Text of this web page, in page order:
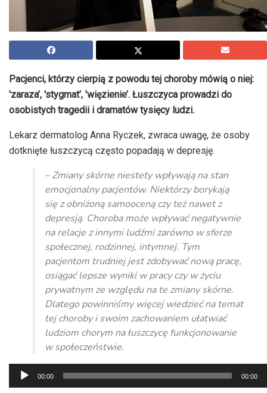
Pacjenci, którzy cierpią z powodu tej choroby mówią o niej:
'zaraza’, 'stygmat’, 'więzienie’. Łuszczyca prowadzi do
osobistych tragedii i dramatów tysięcy ludzi.
Lekarz dermatolog Anna Ryczek, zwraca uwagę, że osoby
dotknięte łuszczycą często popadają w depresję.
– Zmiany skórne niestety wpływają na stan
emocjonalny pacjentów. Niektórzy borykają
się z obniżoną samooceną czy też nawet z
depresją. Choroba może wpływać negatywnie
na relacje z innymi ludźmi zarówno w sferze
społecznej, rodzinnej, intymnej. Tym
pacjentom trudniej jest zdobywać nową pracę,
osiągać lepsze wyniki w pracy czy w życiu
prywatnym ze względu na te zmiany skórne.
Dlatego powinniśmy więcej wiedzieć na temat
tej choroby i swoim zachowaniem ułatwiać
ludziom chorym na łuszczycę funkcjonowanie
w społeczeństwie.
Odtwarzacz
plików
00:00 00:00